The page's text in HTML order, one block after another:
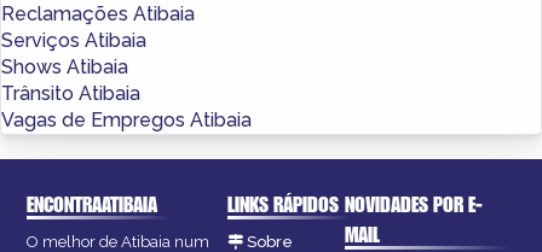
Reclamações Atibaia
Serviços Atibaia
Shows Atibaia
Trânsito Atibaia
Vagas de Empregos Atibaia
ENCONTRAATIBAIA
O melhor de Atibaia num
LINKS RÁPIDOS
Sobre
NOVIDADES POR E-
MAIL